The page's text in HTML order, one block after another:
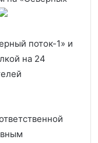
поток-1» и
на 24
России